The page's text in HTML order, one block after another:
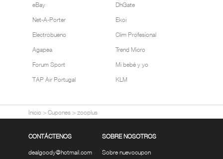
eBay
DhGate
Net-A-Porter
Ekoi
Electrobueno
Clim Profesional
Agapea
Trend Micro
Forum Sport
Mi bebé y yo
TAP Air Portugal
KLM
Inicio > Cupones> zooplus
CONTÁCTENOS
dealgoody@hotmail.com
SOBRE NOSOTROS
Sobre nuevocupon